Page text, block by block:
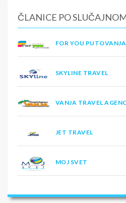
ČLANICE PO
FOR YOU PUTOVANJA
SKYLINE TRAVEL
VANJA TRAVEL
JET TRAVEL
MOJ SVET